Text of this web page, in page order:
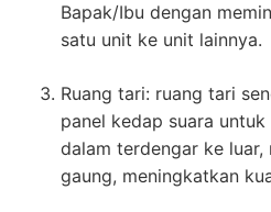
Bapak/Ibu dengan
satu unit ke unit lainnya.
Ruang tari: ruang tari
panel kedap suara
dalam terdengar ke
gaung, meningkatkan